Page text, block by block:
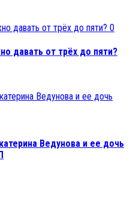
0
давать от трёх до пяти?
Ведунова и ее дочь